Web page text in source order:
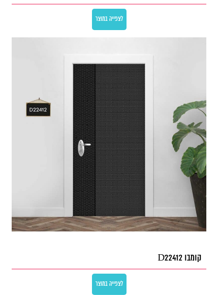
לצפייה במוצר
קומבו D22412
לצפייה במוצר